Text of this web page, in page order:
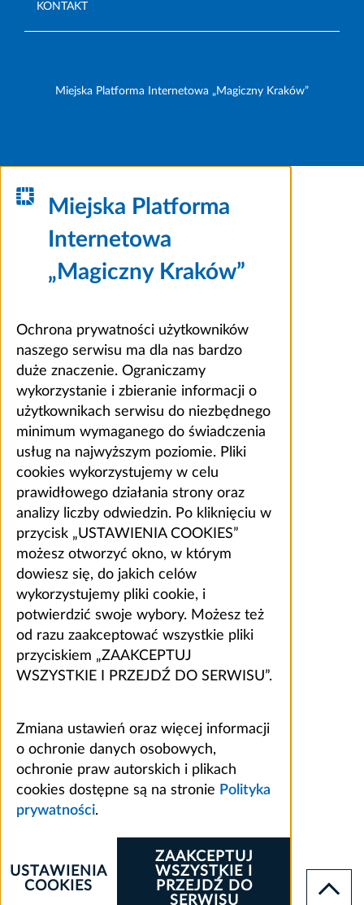
KONTAKT
Miejska Platforma Internetowa „Magiczny Kraków”
Miejska Platforma
Internetowa
„Magiczny Kraków”
Ochrona prywatności użytkowników
naszego serwisu ma dla nas bardzo
duże znaczenie. Ograniczamy
wykorzystanie i zbieranie informacji o
użytkownikach serwisu do niezbędnego
minimum wymaganego do świadczenia
usług na najwyższym poziomie. Pliki
cookies wykorzystujemy w celu
prawidłowego działania strony oraz
analizy liczby odwiedzin. Po kliknięciu w
przycisk „USTAWIENIA COOKIES”
możesz otworzyć okno, w którym
dowiesz się, do jakich celów
wykorzystujemy pliki cookie, i
potwierdzić swoje wybory. Możesz też
od razu zaakceptować wszystkie pliki
przyciskiem „ZAAKCEPTUJ
WSZYSTKIE I PRZEJDŹ DO SERWISU”.
Zmiana ustawień oraz więcej informacji
o ochronie danych osobowych,
ochronie praw autorskich i plikach
cookies dostępne są na stronie Polityka
prywatności.
ZAAKCEPTUJ
WSZYSTKIE I
PRZEJDŹ DO
SERWISU
USTAWIENIA
COOKIES